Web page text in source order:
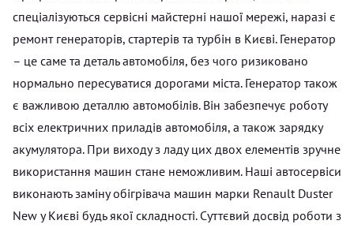
спеціалізуються сервісні майстерні нашої мережі, наразі є
ремонт генераторів, стартерів та турбін в Києві. Генератор
– це саме та деталь автомобіля, без чого ризиковано
нормально пересуватися дорогами міста. Генератор також
є важливою деталлю автомобілів. Він забезпечує роботу
всіх електричних приладів автомобіля, а також зарядку
акумулятора. При виходу з ладу цих двох елементів зручне
використання машин стане неможливим. Наші автосервіси
виконають заміну обігрівача машин марки Renault Duster
New у Києві будь якої складності. Суттєвий досвід роботи з